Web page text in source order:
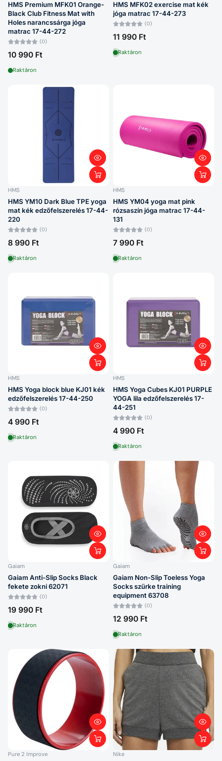
HMS Premium MFK01 Orange-
Black Club Fitness Mat with
Holes narancssárga jóga
matrac 17-44-272
(0)
10 990 Ft
Raktáron
HMS MFK02 exercise mat kék
jóga matrac 17-44-273
(0)
11 990 Ft
Raktáron
HMS
HMS YM10 Dark Blue TPE yoga
mat kék edzőfelszerelés 17-44-
220
(0)
8 990 Ft
Raktáron
HMS
HMS YM04 yoga mat pink
rózsaszín jóga matrac 17-44-
131
(0)
7 990 Ft
Raktáron
HMS
HMS Yoga block blue KJ01 kék
edzőfelszerelés 17-44-250
(0)
4 990 Ft
Raktáron
HMS
HMS Yoga Cubes KJ01 PURPLE
YOGA lila edzőfelszerelés 17-
44-251
(0)
4 990 Ft
Raktáron
Gaiam
Gaiam Anti-Slip Socks Black
fekete zokni 62071
(0)
19 990 Ft
Raktáron
Gaiam
Gaiam Non-Slip Toeless Yoga
Socks szürke training
equipment 63708
(0)
12 990 Ft
Raktáron
Pure 2 Improve Nike